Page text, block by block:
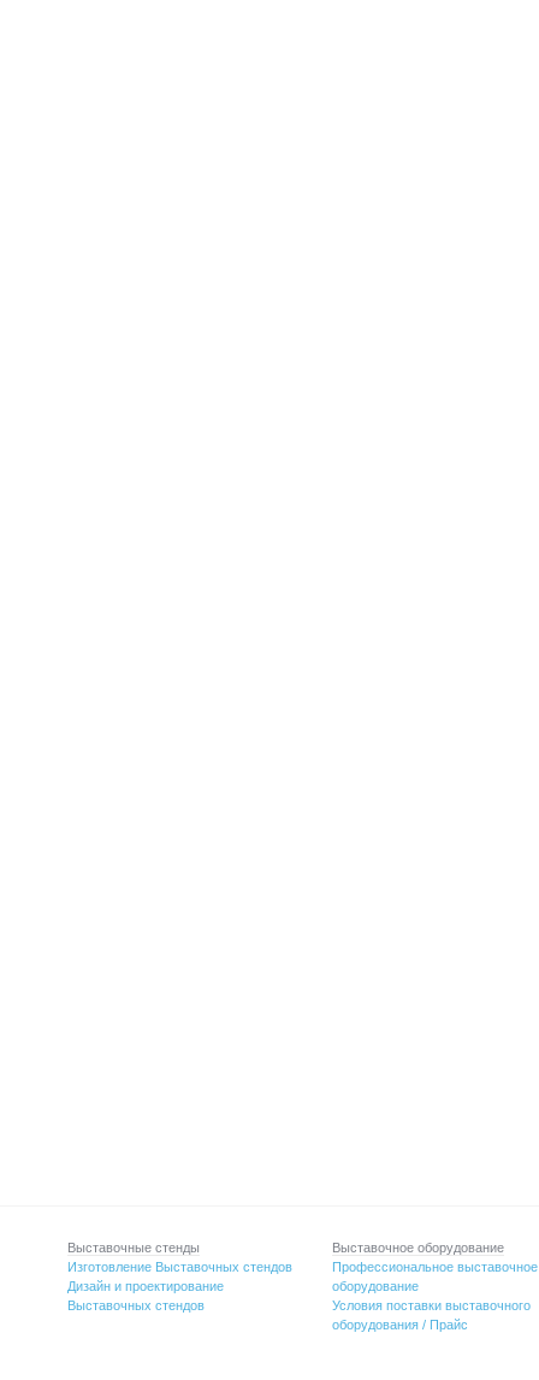
Выставочные стенды
Изготовление Выставочных стендов
Дизайн и проектирование
Выставочных стендов
Выставочное оборудование
Профессиональное выставочное
оборудование
Условия поставки выставочного
оборудования / Прайс